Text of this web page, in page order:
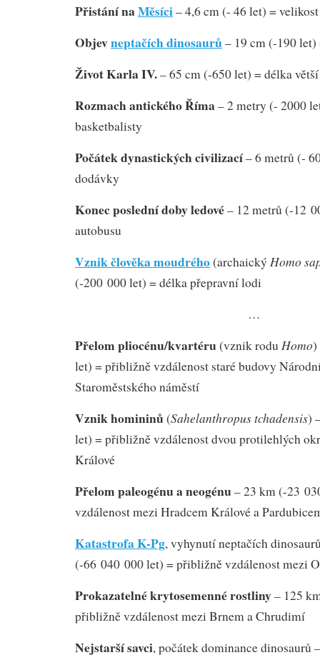
Přistání naMěsíci– 4,6 cm (- 46 let) =
Objevneptačích dinosaurů– 19 cm (-190
Život Karla IV.– 65 cm (-650 let) = délka
Rozmach antického Říma– 2 metry (- 2000
basketbalisty
Počátek dynastických civilizací– 6 metrů (-
dodávky
Konec poslední doby ledové– 12 metrů (-12
autobusu
Vznik člověka moudrého(archaický Homo
(-200 000 let) = délka přepravní lodi
…
Přelom pliocénu/kvartéru(vznik rodu Homo)
let) = přibližně vzdálenost staré budovy
Staroměstského náměstí
Vznik homininů(Sahelanthropus tchadensis)
let) = přibližně vzdálenost dvou protilehlých
Králové
Přelom paleogénu a neogénu– 23 km (-23
vzdálenost mezi Hradcem Králové a
Katastrofa K-Pg, vyhynutí neptačích
(-66 040 000 let) = přibližně vzdálenost mezi
Prokazatelné krytosemenné rostliny– 125
přibližně vzdálenost mezi Brnem a Chrudimí
Nejstarší savci, počátek dominance dinosaurů